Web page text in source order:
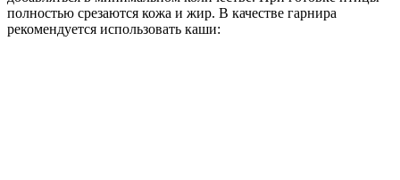
полностью срезаются кожа и жир. В качестве гарнира
рекомендуется использовать каши: